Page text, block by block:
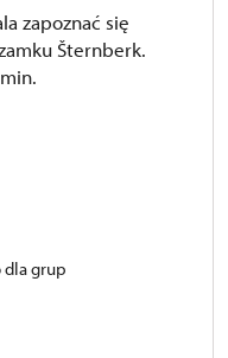
zapoznać się
Šternberk.
dla grup